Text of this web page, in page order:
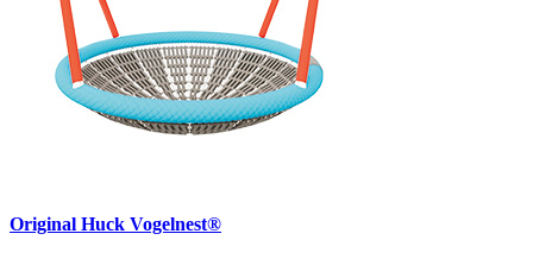
Original Huck Vogelnest®